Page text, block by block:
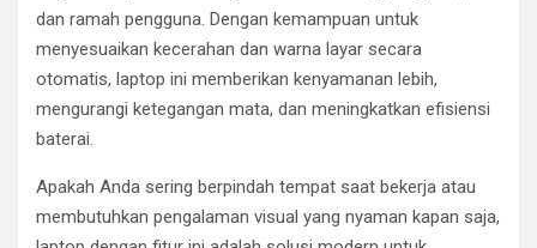
dan ramah pengguna. Dengan kemampuan untuk
menyesuaikan kecerahan dan warna layar secara
otomatis, laptop ini memberikan kenyamanan lebih,
mengurangi ketegangan mata, dan meningkatkan efisiensi
baterai.
Apakah Anda sering berpindah tempat saat bekerja atau
membutuhkan pengalaman visual yang nyaman kapan saja,